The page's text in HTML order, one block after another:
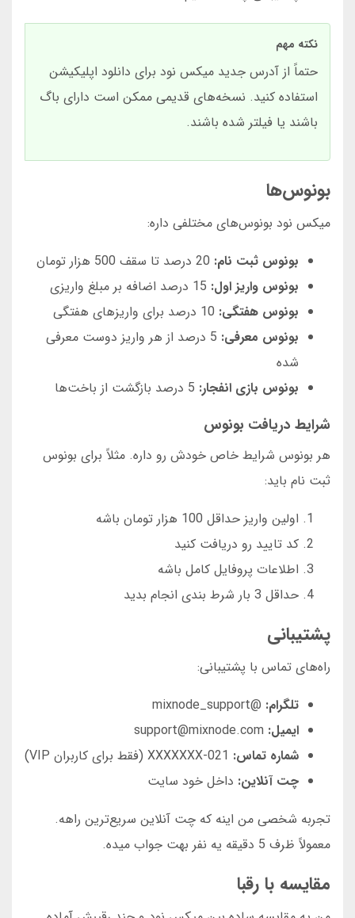
نکته مهم
حتماً از آدرس جدید میکس نود برای دانلود اپلیکیشن
استفاده کنید. نسخه‌های قدیمی ممکن است دارای باگ
باشند یا فیلتر شده باشند.
بونوس‌ها
میکس نود بونوس‌های مختلفی داره:
بونوس ثبت نام:
بونوس واریز اول:
بونوس هفتگی:
بونوس معرفی:
5 درصد از هر واریز دوست معرفی
شده
بونوس بازی انفجار:
شرایط دریافت بونوس
هر بونوس شرایط خاص خودش رو داره. مثلاً برای بونوس
ثبت نام باید:
اولین واریز حداقل 100 هزار تومان باشه
کد تایید رو دریافت کنید
اطلاعات پروفایل کامل باشه
حداقل 3 بار شرط بندی انجام بدید
پشتیبانی
راه‌های تماس با پشتیبانی:
تلگرام: @mixnode_support
ایمیل:
شماره تماس:
چت آنلاین: داخل خود سایت
تجربه شخصی من اینه که چت آنلاین سریع‌ترین راهه.
معمولاً ظرف 5 دقیقه یه نفر بهت جواب میده.
مقایسه با رقبا